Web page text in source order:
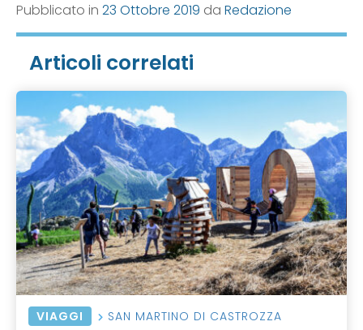
Pubblicato in 23 Ottobre 2019 da Redazione
Articoli correlati
VIAGGI SAN MARTINO DI CASTROZZA